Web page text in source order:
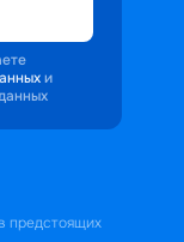
и
предстоящих